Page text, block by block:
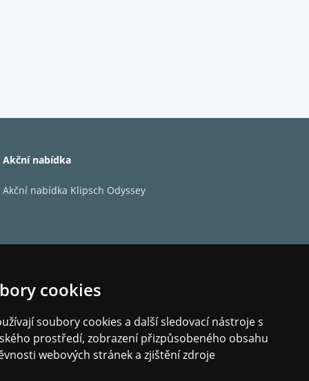
cookies
soubory cookies a další sledovací nástroje s
prostředí, zobrazení přizpůsobeného obsahu
webových stránek a zjištění zdroje
97 cm (38") | 99 cm (39")
Akční nabídka
Akční nabídka Klipsch Odyssey